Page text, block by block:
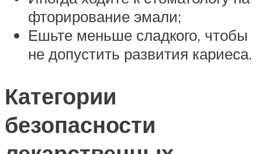
фторирование эмали;
Ешьте меньше сладкого, чтобы
не допустить развития кариеса.
Категории
безопасности